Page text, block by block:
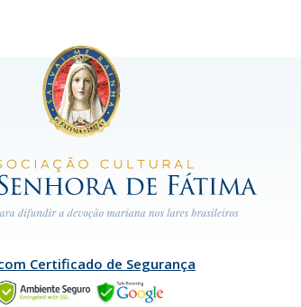
Certificado de Segurança